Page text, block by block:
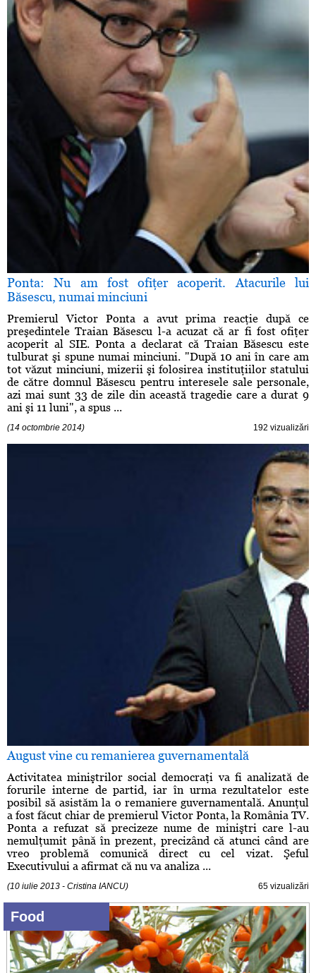
Ponta: Nu am fost ofiţer acoperit. Atacurile lui
Băsescu, numai minciuni
Premierul Victor Ponta a avut prima reacţie după ce
preşedintele Traian Băsescu l-a acuzat că ar fi fost ofiţer
acoperit al SIE. Ponta a declarat că Traian Băsescu este
tulburat şi spune numai minciuni. "După 10 ani în care am
tot văzut minciuni, mizerii şi folosirea instituţiilor statului
de către domnul Băsescu pentru interesele sale personale,
azi mai sunt 33 de zile din această tragedie care a durat 9
ani şi 11 luni", a spus ...
(14 octombrie 2014) 192 vizualizări
August vine cu remanierea guvernamentală
Activitatea miniştrilor social democraţi va fi analizată de
forurile interne de partid, iar în urma rezultatelor este
posibil să asistăm la o remaniere guvernamentală. Anunţul
a fost făcut chiar de premierul Victor Ponta, la România TV.
Ponta a refuzat să precizeze nume de miniştri care l-au
nemulţumit până în prezent, precizând că atunci când are
vreo problemă comunică direct cu cel vizat. Şeful
Executivului a afirmat că nu va analiza ...
(10 iulie 2013 - Cristina IANCU) 65 vizualizări
Food